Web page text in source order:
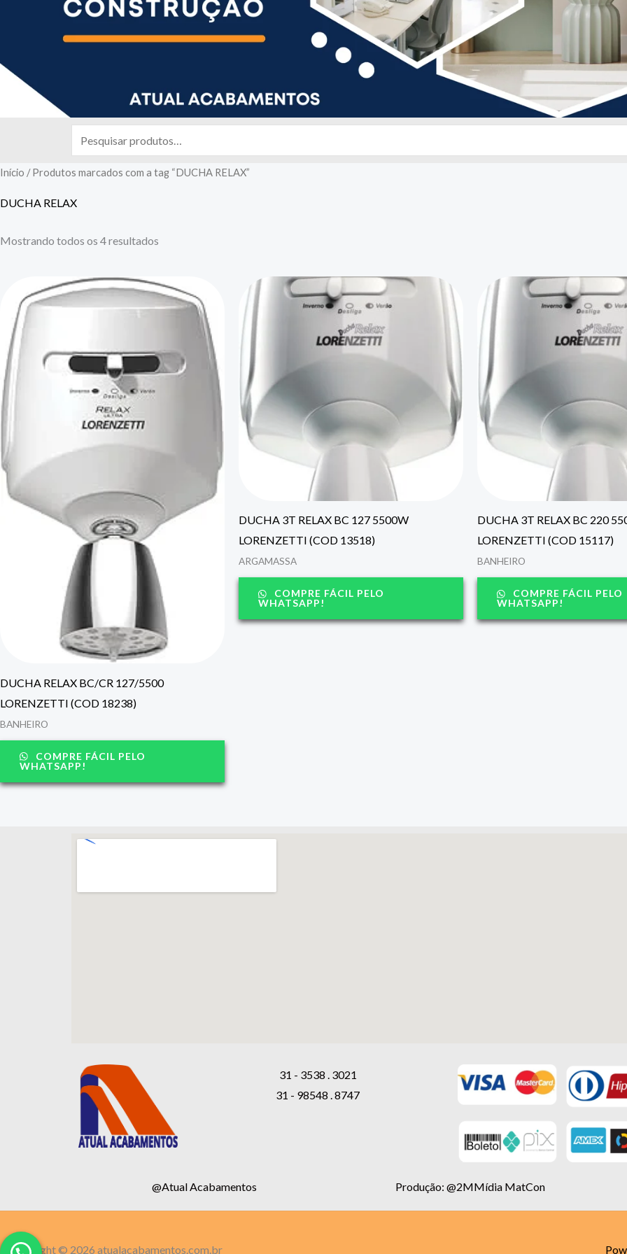
Pesquisar
por:
Início / Produtos marcados com a tag “DUCHA RELAX”
DUCHA RELAX
Mostrando todos os 4 resultados
DUCHA RELAX BC/CR 127/5500
LORENZETTI (COD 18238)
BANHEIRO
COMPRE FÁCIL PELO
WHATSAPP!
DUCHA 3T RELAX BC 127 5500W
LORENZETTI (COD 13518)
ARGAMASSA
COMPRE FÁCIL PELO
WHATSAPP!
DUCHA 3T RELAX BC 220
LORENZETTI (COD 15117)
BANHEIRO
COMPRE FÁCIL PELO
WHATSAPP!
31 - 3538 . 3021
31 - 98548 . 8747
@Atual Acabamentos Produção: @2MMídia MatCon
Copyright © 2026 atualacabamentos.com.br